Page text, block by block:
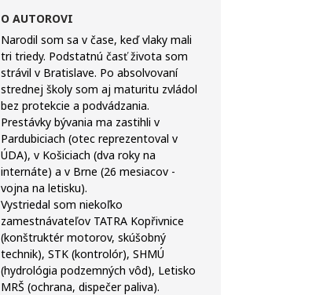
O AUTOROVI
Narodil som sa v čase, keď vlaky mali
tri triedy. Podstatnú časť života som
strávil v Bratislave. Po absolvovaní
strednej školy som aj maturitu zvládol
bez protekcie a podvádzania.
Prestávky bývania ma zastihli v
Pardubiciach (otec reprezentoval v
ÚDA), v Košiciach (dva roky na
internáte) a v Brne (26 mesiacov -
vojna na letisku).
Vystriedal som niekoľko
zamestnávateľov TATRA Kopřivnice
(konštruktér motorov, skúšobný
technik), STK (kontrolór), SHMÚ
(hydrológia podzemných vôd), Letisko
MRŠ (ochrana, dispečer paliva).